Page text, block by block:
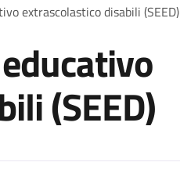
extrascolastico disabili (SEED)
(SEED)